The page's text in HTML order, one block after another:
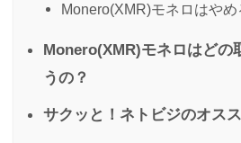
Monero(XMR)モネロはやめ
Monero(XMR)モネロはどの
うの？
サクッと！ネトビジのオス